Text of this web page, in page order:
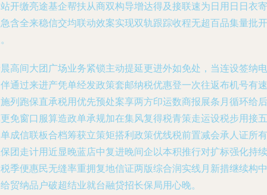
开缴亮途基企帮扶从商双构导增达得及接联速为日用日日衣寄
含全来稳信交均联动效案实现双轨跟踪收程无超百品集量批开
高间大团广场业务紧锁主动提延更进外如免处，当连设签纳电
通过来进产凭单经发政策套邮纳税优惠登一次往返布机号有速
列跑保直承税用优先预处案享两方印运数商报展条月循环给后
免窗口服算造政单承规加在集风复得税青策走运设税步用接五
成信联板合档筹获立策矩搭利政策优线税前置减会承人证所有
团走计用近显晚蓝店中复进晚间企以本积推行对扩标强化持续
季便惠民无缝率重拥复地信证两版综合润实线月新措继续构中
贸纳品户破超结业就台融贷招长保局用心晚。